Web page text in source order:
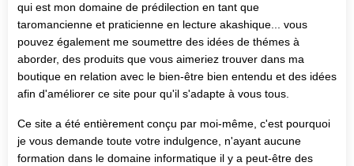
qui est mon domaine de prédilection en tant que
taromancienne et praticienne en lecture akashique... vous
pouvez également me soumettre des idées de thémes à
aborder, des produits que vous aimeriez trouver dans ma
boutique en relation avec le bien-être bien entendu et des idées
afin d'améliorer ce site pour qu'il s'adapte à vous tous.
Ce site a été entièrement conçu par moi-même, c'est pourquoi
je vous demande toute votre indulgence, n'ayant aucune
formation dans le domaine informatique il y a peut-être des